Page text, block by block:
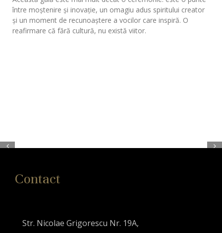
între moștenire și inovație, un omagiu adus spiritului creator
și un moment de recunoaștere a vocilor care inspiră. O
reafirmare că fără cultură, nu există viitor.
Contact
Str. Nicolae Grigorescu Nr. 19A,